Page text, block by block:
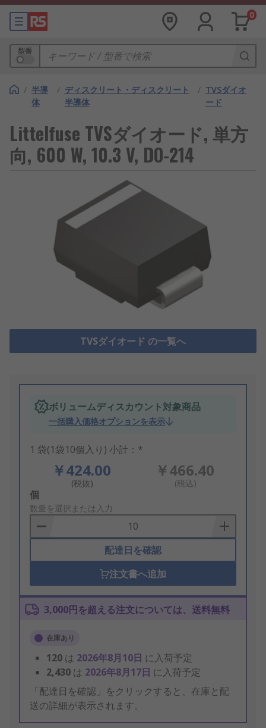
0
型番
/ 半導
体
/ ディスクリート・ディスクリート
半導体
/ TVSダイオ
ード
Littelfuse TVSダイオード, 単方
向, 600 W, 10.3 V, DO-214
TVSダイオード の一覧へ
ボリュームディスカウント対象商品
一括購入価格オプションを表示
1 袋(1袋10個入り) 小計：*
￥424.00
(税抜)
￥466.40
(税込)
Add
to
Basket
個
数量を選択または入力
配達日を確認
注文書へ追加
3,000円を超える注文については、送料無料
在庫あり
120 は 2026年8月10日 に入荷予定
2,430 は 2026年8月17日 に入荷予定
「配達日を確認」をクリックすると、在庫と配
送の詳細が表示されます。